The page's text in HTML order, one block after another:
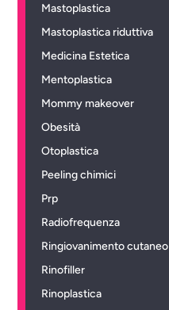
Mastoplastica
Mastoplastica riduttiva
Medicina Estetica
Mentoplastica
Mommy makeover
Obesità
Otoplastica
Peeling chimici
Prp
Radiofrequenza
Ringiovanimento cutaneo
Rinofiller
Rinoplastica